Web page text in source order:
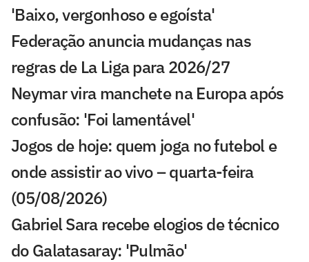
'Baixo, vergonhoso e egoísta'
Federação anuncia mudanças nas
regras de La Liga para 2026/27
Neymar vira manchete na Europa após
confusão: 'Foi lamentável'
Jogos de hoje: quem joga no futebol e
onde assistir ao vivo – quarta-feira
(05/08/2026)
Gabriel Sara recebe elogios de técnico
do Galatasaray: 'Pulmão'